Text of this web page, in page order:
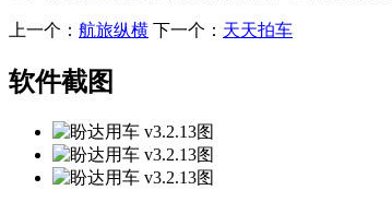
上一个： 航旅纵横 下一个： 天天拍车
软件截图